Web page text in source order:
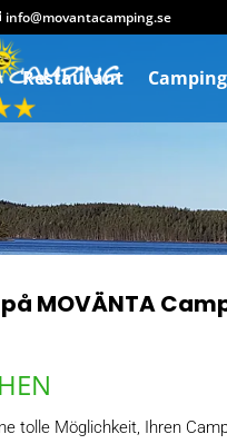
info@movantacamping.se
Restaurant
på MOVÄNTA
tolle Möglichkeit, Ihren